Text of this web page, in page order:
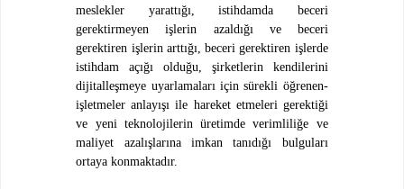
meslekler yarattığı, istihdamda beceri
gerektirmeyen işlerin azaldığı ve beceri
gerektiren işlerin arttığı, beceri gerektiren işlerde
istihdam açığı olduğu, şirketlerin kendilerini
dijitalleşmeye uyarlamaları için sürekli öğrenen-
işletmeler anlayışı ile hareket etmeleri gerektiği
ve yeni teknolojilerin üretimde verimliliğe ve
maliyet azalışlarına imkan tanıdığı bulguları
ortaya konmaktadır.